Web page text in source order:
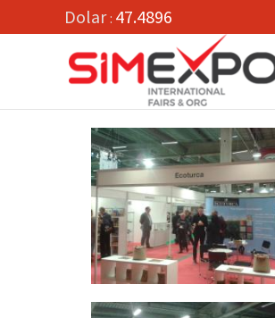
Dolar: 47.4896